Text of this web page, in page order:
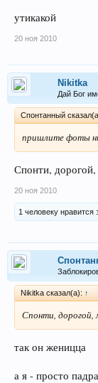
утикакой
20 ноя 2010
Nikitka
Дай Бог
Спонтанный
пришлите фоты
Спонти,
20 ноя 2010
1 человеку нравится
Nikitka сказал(а): ↑
Спонти, дорогой,
так он женицца
а я - просто